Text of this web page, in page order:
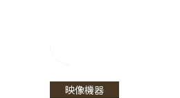
映像機器